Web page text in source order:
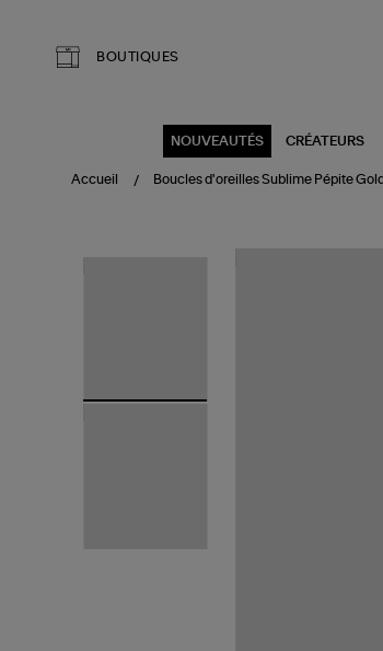
BOUTIQUES
NOUVEAUTÉS CRÉATEURS
Accueil Boucles d'oreilles Sublime Pépite